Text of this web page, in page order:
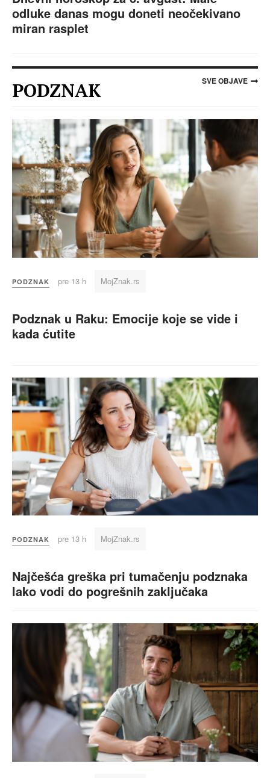
odluke danas mogu doneti neočekivano
miran rasplet
PODZNAK SVE OBJAVE
PODZNAK pre 13 h MojZnak.rs
Podznak u Raku: Emocije koje se vide i
kada ćutite
PODZNAK pre 13 h MojZnak.rs
Najčešća greška pri tumačenju podznaka
lako vodi do pogrešnih zaključaka